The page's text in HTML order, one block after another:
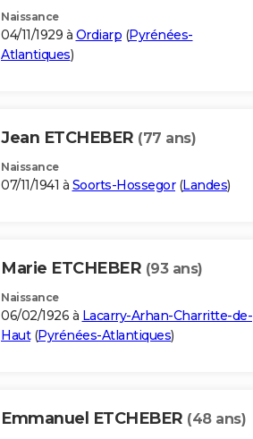
Naissance
04/11/1929 à Ordiarp (Pyrénées-
Atlantiques)
Jean ETCHEBER (77 ans)
Naissance
07/11/1941 à Soorts-Hossegor(Landes)
Marie ETCHEBER (93 ans)
Naissance
06/02/1926 à Lacarry-Arhan-Charritte-de-
Haut(Pyrénées-Atlantiques)
Emmanuel ETCHEBER (48 ans)